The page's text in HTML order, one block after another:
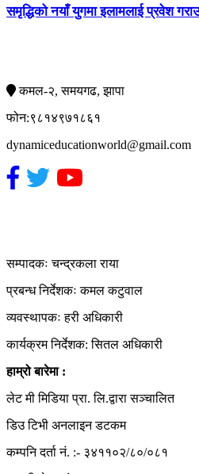
समृद्धिको नयाँ युगमा इलामलाई प्रवेश
कमल-२, समयगढ, झापा
फोन:९८१४९७१८६१
dynamiceducationworld@gmail.com
सम्पादकः चन्द्रकला राया
प्रबन्ध निर्देशकः कमल कटुवाल
व्यवस्थापकः हरी अधिकारी
कार्यक्रम निर्देशक: सितल अधिकारी
हाम्रो बारेमा :
लेट मी मिडिया प्रा. लि.द्वारा सञ्चालित
डिउ टिभी अनलाइन डटकम
कम्पनि दर्ता नं. :- ३४११०२/८०/०८१